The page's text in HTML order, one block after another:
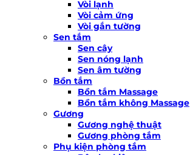
Vòi lạnh
Vòi cảm ứng
Vòi gắn tường
Sen tắm
Sen cây
Sen nóng lạnh
Sen âm tường
Bồn tắm
Bồn tắm Massage
Bồn tắm không Massage
Gương
Gương nghệ thuật
Gương phòng tắm
Phụ kiện phòng tắm